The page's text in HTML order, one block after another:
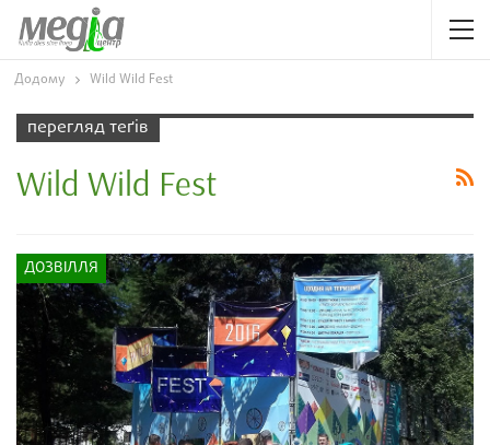
Додому Wild Wild Fest
перегляд теґів
Wild Wild Fest
ДОЗВІЛЛЯ